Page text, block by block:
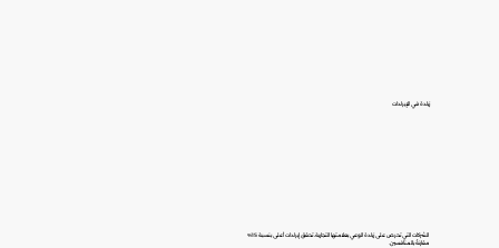
الشركات التي تحرص على زيادة الوعي بعلامتها التجارية، تحقق إيرادات أعلى بنسبة 15%
مقارنةً بالمنافسين.
زيادة في الإيرادات